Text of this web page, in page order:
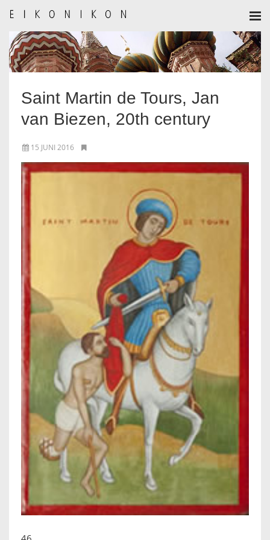
HOME
AANMELDEN
BULLETIN
AUTEURSREGLEMENT
ALGEMEEN
IKOON GESCHIEDENIS
IKONEN, EEN INTRODUCTIE
OVER DE STICHTING
LEXIKON
LINKS
EXPOSITIES
SCHILDERCURSUSSEN
MATERIALEN
DOEN OF LATEN
Saint Martin de Tours, Jan
van Biezen, 20th century
15 JUNI 2016